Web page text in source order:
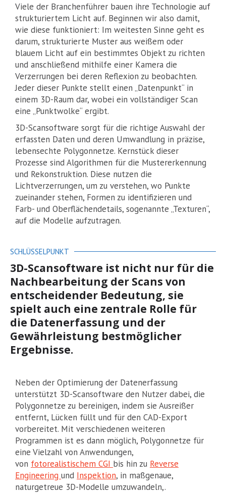
Viele der Branchenführer bauen ihre Technologie auf
strukturiertem Licht auf. Beginnen wir also damit,
wie diese funktioniert: Im weitesten Sinne geht es
darum, strukturierte Muster aus weißem oder
blauem Licht auf ein bestimmtes Objekt zu richten
und anschließend mithilfe einer Kamera die
Verzerrungen bei deren Reflexion zu beobachten.
Jeder dieser Punkte stellt einen „Datenpunkt“ in
einem 3D-Raum dar, wobei ein vollständiger Scan
eine „Punktwolke“ ergibt.
3D-Scansoftware sorgt für die richtige Auswahl der
erfassten Daten und deren Umwandlung in präzise,
lebensechte Polygonnetze. Kernstück dieser
Prozesse sind Algorithmen für die Mustererkennung
und Rekonstruktion. Diese nutzen die
Lichtverzerrungen, um zu verstehen, wo Punkte
zueinander stehen, Formen zu identifizieren und
Farb- und Oberflächendetails, sogenannte „Texturen“,
auf die Modelle aufzutragen.
SCHLÜSSELPUNKT
3D-Scansoftware ist nicht nur für die
Nachbearbeitung der Scans von
entscheidender Bedeutung, sie
spielt auch eine zentrale Rolle für
die Datenerfassung und der
Gewährleistung bestmöglicher
Ergebnisse.
Neben der Optimierung der Datenerfassung
unterstützt 3D-Scansoftware den Nutzer dabei, die
Polygonnetze zu bereinigen, indem sie Ausreißer
entfernt, Lücken füllt und für den CAD-Export
vorbereitet. Mit verschiedenen weiteren
Programmen ist es dann möglich, Polygonnetze für
eine Vielzahl von Anwendungen,
von fotorealistischem CGI bis hin zu Reverse
Engineering und Inspektion, in maßgenaue,
naturgetreue 3D-Modelle umzuwandeln,.